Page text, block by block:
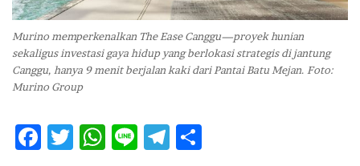
Murino memperkenalkan The Ease Canggu—proyek hunian
sekaligus investasi gaya hidup yang berlokasi strategis di jantung
Canggu, hanya 9 menit berjalan kaki dari Pantai Batu Mejan. Foto:
Murino Group
F
T
W Li T